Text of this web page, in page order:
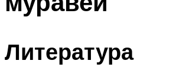
Литература